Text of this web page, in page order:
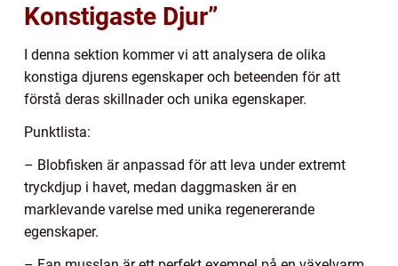
Konstigaste Djur”
I denna sektion kommer vi att analysera de olika
konstiga djurens egenskaper och beteenden för att
förstå deras skillnader och unika egenskaper.
Punktlista:
– Blobfisken är anpassad för att leva under extremt
tryckdjup i havet, medan daggmasken är en
marklevande varelse med unika regenererande
egenskaper.